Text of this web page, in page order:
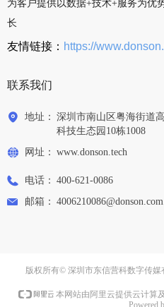
联系我们
地址： 深圳市南山区粤海街道
科技生态园10栋1008
网址： www.donson.tech
电话： 400-621-0086
邮箱：
为客户提供以数据+技术+服务为优
长
友情链接： https://
版权所有© 深圳市东信营科数字传媒
本网站由阿里云提供云计算
Powered